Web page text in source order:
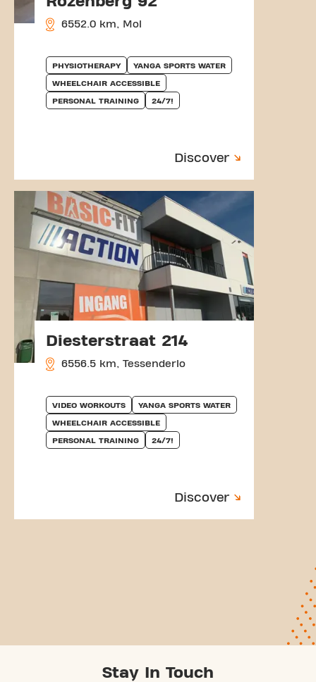
6552.0 km, Mol
PHYSIOTHERAPY YANGA SPORTS WATER
WHEELCHAIR ACCESSIBLE
PERSONAL TRAINING 24/7!
Discover
Diesterstraat 214
6556.5 km, Tessenderlo
VIDEO WORKOUTS YANGA SPORTS WATER
WHEELCHAIR ACCESSIBLE
PERSONAL TRAINING 24/7!
Discover
Stay In Touch